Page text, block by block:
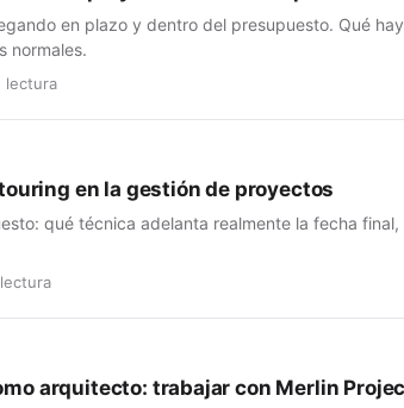
en plazo y dentro del presupuesto. Qué
normales.
lectura
en la gestión de proyectos
qué técnica adelanta realmente la fecha
arquitecto: trabajar con Merlin